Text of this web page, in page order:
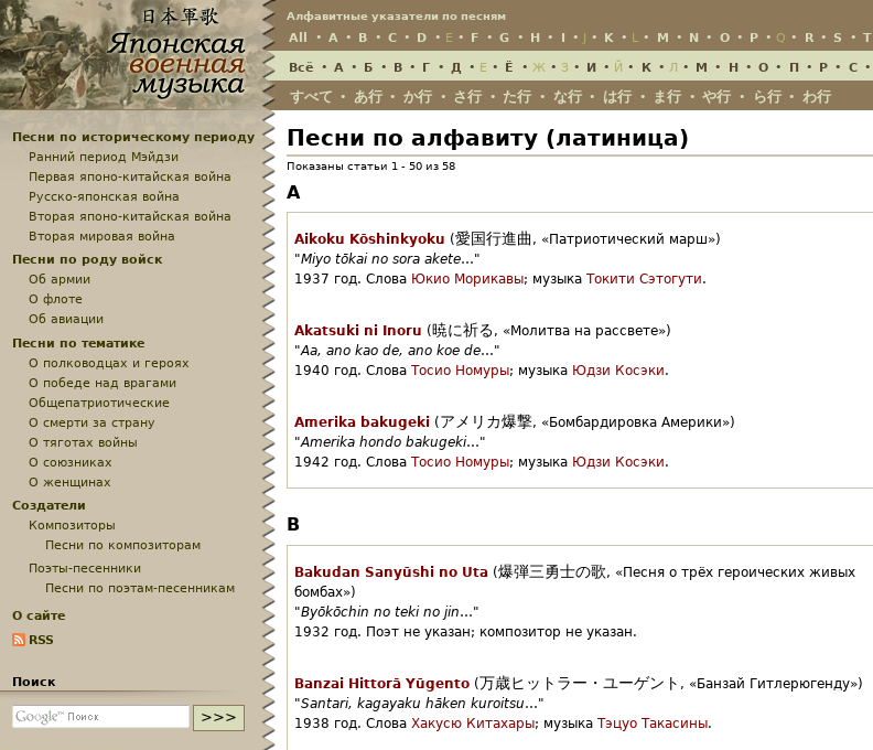
Алфавитные указатели по песням
All • A • B • C • D • E • F • G • H • I • J • K • L • M • N • O • P • Q • R • S • T
Всё • А • Б • В • Г • Д • Е • Ё • Ж• З• И • Й • К • Л • М • Н • О • П • Р • С •
すべて • あ行 • か行 • さ行 • た行 • な行 • は行 • ま行 • や行 • ら行 • わ行
Песни по алфавиту (латиница)
Показаны статьи 1 - 50 из 58
A
Aikoku Kōshinkyoku (愛国行進曲 , «Патриотический марш»)
"Miyo tōkai no sora akete…"
1937 год. Слова Юкио Морикавы; музыка Токити Сэтогути.
Akatsuki ni Inoru (暁に祈る, «Молитва на рассвете»)
"Aa, ano kao de, ano koe de…"
1940 год. Слова Тосио Номуры; музыка Юдзи Косэки.
Amerika bakugeki ( アメリカ爆撃, «Бомбардировка Америки»)
"Amerika hondo bakugeki…"
1942 год. Слова Тосио Номуры; музыка Юдзи Косэки.
B
Bakudan Sanyūshi no Uta (爆弾三勇士の歌, «Песня о трёх героических живых
бомбах»)
"Byōkōchin no teki no jin…"
1932 год. Поэт не указан; композитор не указан.
Banzai Hittorā Yūgento (万歳ヒットラー・ユーゲント , «Банзай Гитлерюгенду»)
"Santari, kagayaku hāken kuroitsu…"
1938 год. Слова Хакусю Китахары; музыка Тэцуо Такасины.
Песни по историческому периоду
Ранний период Мэйдзи
Первая японо-китайская война
Русско-японская война
Вторая японо-китайская война
Вторая мировая война
Песни по роду войск
Об армии
О флоте
Об авиации
Песни по тематике
О полководцах и героях
О победе над врагами
Общепатриотические
О смерти за страну
О тяготах войны
О союзниках
О женщинах
Создатели
Композиторы
Песни по композиторам
Поэты-песенники
Песни по поэтам-песенникам
О сайте
RSS
Поиск